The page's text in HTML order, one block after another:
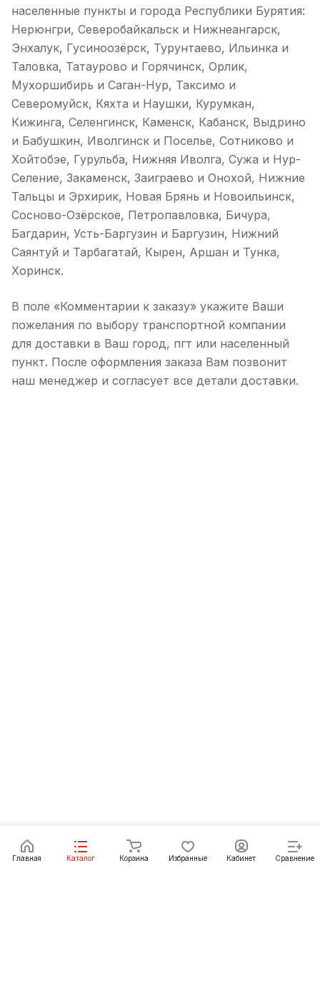
населенные пункты и города Республики Бурятия:
Нерюнгри, Северобайкальск и Нижнеангарск,
Энхалук, Гусиноозёрск, Турунтаево, Ильинка и
Таловка, Татаурово и Горячинск, Орлик,
Мухоршибирь и Саган-Нур, Таксимо и
Северомуйск, Кяхта и Наушки, Курумкан,
Кижинга, Селенгинск, Каменск, Кабанск, Выдрино
и Бабушкин, Иволгинск и Поселье, Сотниково и
Хойтобэе, Гурульба, Нижняя Иволга, Сужа и Нур-
Селение, Закаменск, Заиграево и Онохой, Нижние
Тальцы и Эрхирик, Новая Брянь и Новоильинск,
Сосново-Озёрское, Петропавловка, Бичура,
Багдарин, Усть-Баргузин и Баргузин, Нижний
Саянтуй и Тарбагатай, Кырен, Аршан и Тунка,
Хоринск.
В поле «Комментарии к заказу» укажите Ваши
пожелания по выбору транспортной компании
для доставки в Ваш город, пгт или населенный
пункт. После оформления заказа Вам позвонит
наш менеджер и согласует все детали доставки.
Главная Каталог Корзина Избранные Кабинет Сравнение